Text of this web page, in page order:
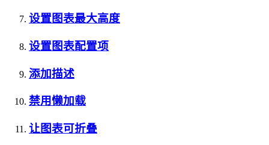
设置图表最大高度
设置图表配置项
添加描述
禁用懒加载
让图表可折叠